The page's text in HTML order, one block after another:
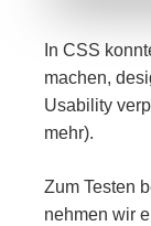
In CSS
machen,
Usability
mehr).
Zum Testen
nehmen wir